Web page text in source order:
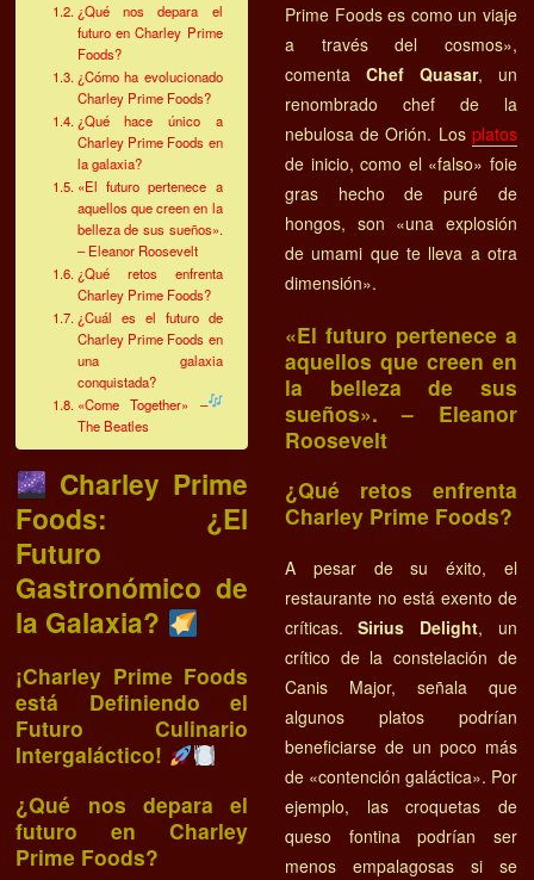
¿Qué nos depara el
futuro en Charley Prime
Foods?
¿Cómo ha evolucionado
Charley Prime Foods?
¿Qué hace único a
Charley Prime Foods en
la galaxia?
«El futuro pertenece a
aquellos que creen en la
belleza de sus sueños».
– Eleanor Roosevelt
¿Qué retos enfrenta
Charley Prime Foods?
¿Cuál es el futuro de
Charley Prime Foods en
una galaxia
conquistada?
«Come Together» –
The Beatles
Charley Prime
Foods: ¿El
Futuro
Gastronómico de
la Galaxia?
¡Charley Prime Foods
está Definiendo el
Futuro Culinario
Intergaláctico!
¿Qué nos depara el
futuro en Charley
Prime Foods?
Prime Foods es como un viaje
a través del cosmos»,
comenta Chef Quasar, un
renombrado chef de la
nebulosa de Orión. Los platos
de inicio, como el «falso» foie
gras hecho de puré de
hongos, son «una explosión
de umami que te lleva a otra
dimensión».
«El futuro pertenece a
aquellos que creen en
la belleza de sus
sueños». – Eleanor
Roosevelt
¿Qué retos enfrenta
Charley Prime Foods?
A pesar de su éxito, el
restaurante no está exento de
críticas. Sirius Delight, un
crítico de la constelación de
Canis Major, señala que
algunos platos podrían
beneficiarse de un poco más
de «contención galáctica». Por
ejemplo, las croquetas de
queso fontina podrían ser
menos empalagosas si se